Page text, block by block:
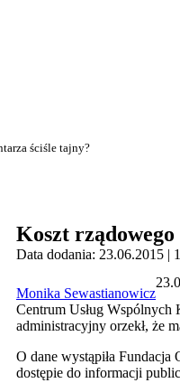
do serwisu
ściśle tajny?
Koszt
Data dodania: 23.06.2015 |
Monika Sewastianowicz
Centrum Usług Wspólnych
administracyjny orzekł, że
O dane wystąpiła
dostępie do informacji